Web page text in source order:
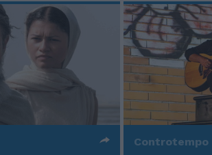
Controtempo